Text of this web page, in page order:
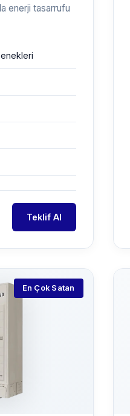
enerji tasarrufu
Teklif Al
En Çok Satan